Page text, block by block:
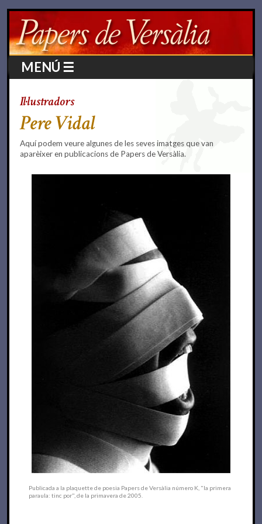
MENÚ ☰
Il·lustradors
Pere Vidal
Aquí podem veure algunes de les seves imatges que van
aparèixer en publicacions de Papers de Versàlia.
Publicada a la plaquette de poesia Papers de Versàlia número K, "la primera
paraula: tinc por", de la primavera de 2005.